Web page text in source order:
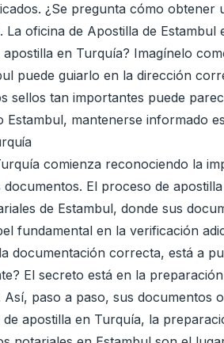
¿Se pregunta cómo
oficina de Apostilla de
en Turquía? Imagínelo
puede guiarlo en la dirección
sellos tan importantes puede
mantenerse informado
comienza reconociendo la
El proceso de
de Estambul, donde sus
fundamental en la verificación
documentación correcta, está a
El secreto está en la
paso a paso, sus documentos
apostilla en Turquía, la